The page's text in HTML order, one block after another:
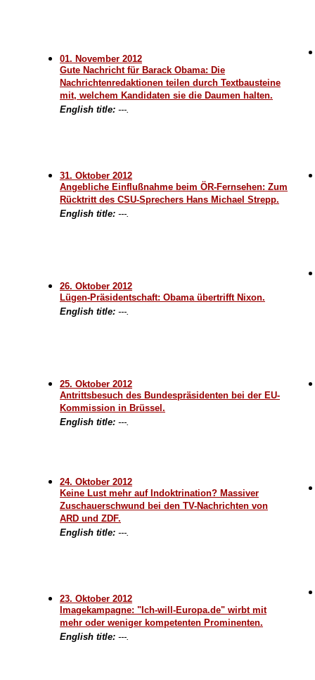
01. November 2012
Gute Nachricht für Barack Obama: Die
Nachrichtenredaktionen teilen durch Textbausteine
mit, welchem Kandidaten sie die Daumen halten.
English title: ---.
31. Oktober 2012
Angebliche Einflußnahme beim ÖR-Fernsehen: Zum
Rücktritt des CSU-Sprechers Hans Michael Strepp.
English title: ---.
26. Oktober 2012
Lügen-Präsidentschaft: Obama übertrifft Nixon.
English title: ---.
25. Oktober 2012
Antrittsbesuch des Bundespräsidenten bei der EU-
Kommission in Brüssel.
English title: ---.
24. Oktober 2012
Keine Lust mehr auf Indoktrination? Massiver
Zuschauerschwund bei den TV-Nachrichten von
ARD und ZDF.
English title: ---.
23. Oktober 2012
Imagekampagne: "Ich-will-Europa.de" wirbt mit
mehr oder weniger kompetenten Prominenten.
English title: ---.